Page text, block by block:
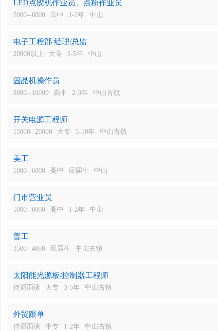
LED点胶机作业员、点粉作业员
5000--6000 高中 1-2年 中山
电子工程部 经理/总监
20000以上 大专 3-5年 中山
固晶机操作员
8000--10000 高中 2-3年 中山古镇
开关电源工程师
15000--20000 大专 5-10年 中山古镇
美工
5000--6000 高中 应届生 中山
门市营业员
5000--6000 高中 1-2年 中山
普工
3500--4000 应届生 中山古镇
太阳能光源板/控制器工程师
待遇面谈 大专 3-5年 中山古镇
外贸跟单
待遇面谈 中专 1-2年 中山古镇